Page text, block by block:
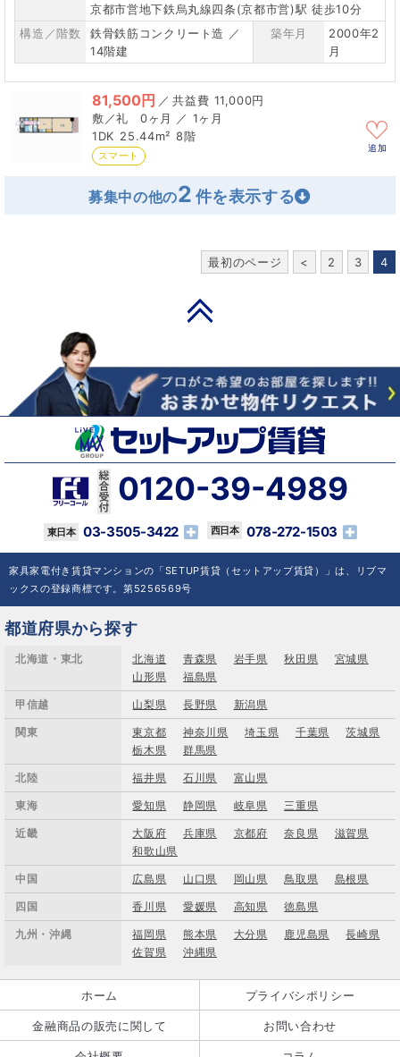
京都市営地下鉄烏丸線四条(京都市営)駅 徒歩10分
構造／階数
鉄骨鉄筋コンクリート造 ／
14階建
築年月
2000年2
月
81,500円 ／
11,000円
0ヶ月 ／ 1ヶ月
1DK 25.44m² 8階
スマート
追加
募集中の他の2
最初のページ < 2 3 4
0120-39-4989
03-3505-3422 078-272-1503
家具家電付き賃貸マンションの「SETUP賃貸（セットアップ賃貸）」は、リブマ
ックスの登録商標です。第5256569号
都道府県から探す
北海道・東北 北海道 青森県 岩手県 秋田県
宮城県
山形県
福島県
甲信越 山梨県 長野県 新潟県
関東 東京都 神奈川県 埼玉県 千葉県
茨城県
栃木県
群馬県
北陸 福井県 石川県 富山県
東海 愛知県 静岡県 岐阜県 三重県
近畿 大阪府 兵庫県 京都府 奈良県
滋賀県
和歌山県
中国 広島県 山口県 岡山県 鳥取県 島根県
四国 香川県 愛媛県 高知県 徳島県
九州・沖縄 福岡県 熊本県 大分県 鹿児島県
長崎県
佐賀県
沖縄県
ホーム プライバシポリシー
金融商品の販売に関して お問い合わせ